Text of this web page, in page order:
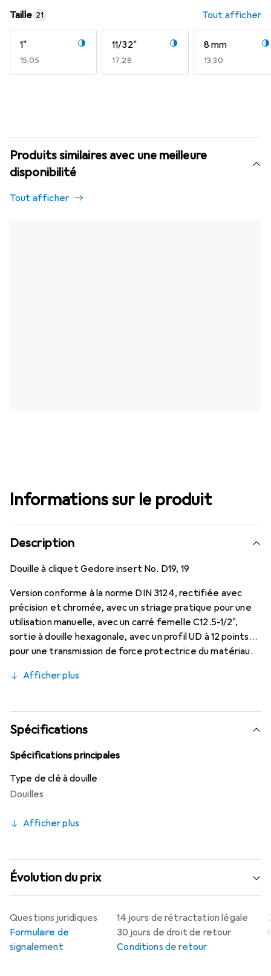
Taille 21 Tout afficher
1"
EUR
15,05
11/32"
EUR
17,28
8 mm
EUR
13,30
Produits similaires avec une meilleure
disponibilité
Tout afficher
Informations sur le produit
Description
Douille à cliquet Gedore insert No. D19, 19
Version conforme à la norme DIN 3124, rectifiée avec
précision et chromée, avec un striage pratique pour une
utilisation manuelle, avec un carré femelle C12.5-1/2",
sortie à douille hexagonale, avec un profil UD à 12 points
pour une transmission de force protectrice du matériau.
Afficher plus
Spécifications
Spécifications principales
Type de clé à douille
Douilles
Afficher plus
Évolution du prix
14 jours de rétractation légale
30 jours de droit de retour
Conditions de retour
Questions juridiques
Formulaire de
signalement